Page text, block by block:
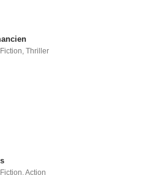
,Thriller
,Action